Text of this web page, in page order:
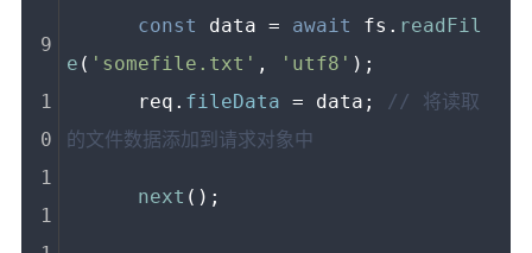
const
data = await fs. readFil
e ( 'somefile.txt' , 'utf8' );
      req.
fileData = data; // 将读取
的文件数据添加到请求对象中
next ();